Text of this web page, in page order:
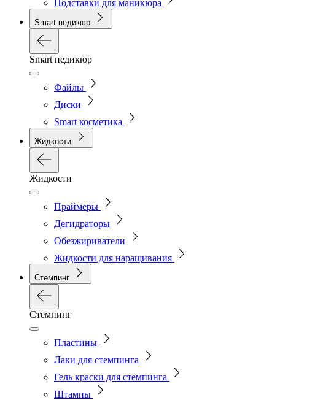
Подставки для маникюра
Smart педикюр
Smart педикюр
Файлы
Диски
Smart косметика
Жидкости
Жидкости
Праймеры
Дегидраторы
Обезжириватели
Жидкости для наращивания
Стемпинг
Стемпинг
Пластины
Лаки для стемпинга
Гель краски для стемпинга
Штампы